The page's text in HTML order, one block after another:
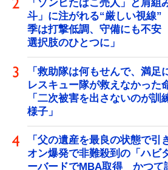
「ゾンビたばこ売人」と肩組
斗」に注がれる“厳しい視線
季は打撃低調、守備にも不
選択肢のひとつに」
「救助隊は何もせんで、満足
レスキュー隊が救えなかっ
「二次被害を出さないのが訓
様子」
「父の遺産を最良の状態で
オン爆発で非難殺到の「ハビ
ーバードでMBA取得 かつて